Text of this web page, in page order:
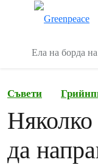
Ела на борда
Съвети
да